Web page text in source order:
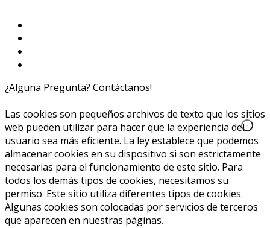
¿Alguna Pregunta? Contáctanos!
Las cookies son pequeños archivos de texto que los sitios
web pueden utilizar para hacer que la experiencia del
usuario sea más eficiente. La ley establece que podemos
almacenar cookies en su dispositivo si son estrictamente
necesarias para el funcionamiento de este sitio. Para
todos los demás tipos de cookies, necesitamos su
permiso. Este sitio utiliza diferentes tipos de cookies.
Algunas cookies son colocadas por servicios de terceros
que aparecen en nuestras páginas.